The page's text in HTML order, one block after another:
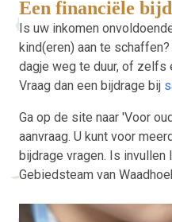
Een financiële
Is uw inkomen
kind(eren) aan te
dagje weg te duur, of zelfs
Vraag dan een bijdrage bij
Ga op de site naar 'Voor
aanvraag. U kunt voor
bijdrage vragen. Is invullen
Gebiedsteam van